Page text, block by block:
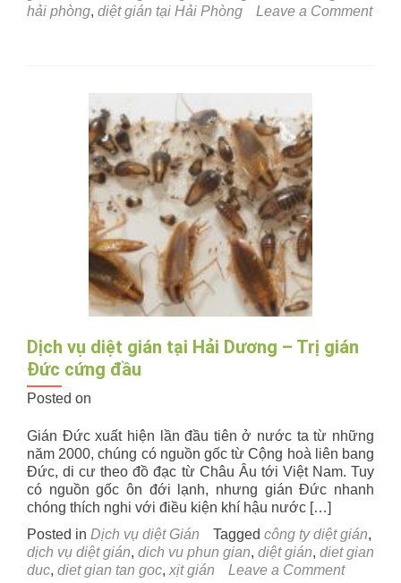
hải phòng, diệt gián tại Hải Phòng
Leave a Comment
Dịch vụ diệt gián tại Hải Dương – Trị gián
Đức cứng đầu
Posted on
Gián Đức xuất hiện lần đầu tiên ở nước ta từ những
năm 2000, chúng có nguồn gốc từ Cộng hoà liên bang
Đức, di cư theo đồ đạc từ Châu Âu tới Việt Nam. Tuy
có nguồn gốc ôn đới lạnh, nhưng gián Đức nhanh
chóng thích nghi với điều kiện khí hậu nước […]
Posted in Dịch vụ diệt Gián Tagged công ty diệt gián,
dịch vụ diệt gián, dich vu phun gian, diệt gián, diet gian
duc, diet gian tan goc, xịt gián Leave a Commenton